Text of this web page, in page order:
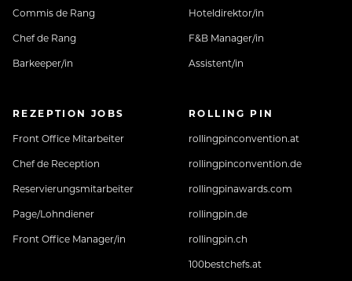
Commis de Rang
Chef de Rang
Barkeeper/in
Hoteldirektor/in
F&B Manager/in
Assistent/in
REZEPTION JOBS
Front Office Mitarbeiter
Chef de Reception
Reservierungsmitarbeiter
Page/Lohndiener
Front Office Manager/in
ROLLING PIN
rollingpinconvention.at
rollingpinconvention.de
rollingpinawards.com
rollingpin.de
rollingpin.ch
100bestchefs.at